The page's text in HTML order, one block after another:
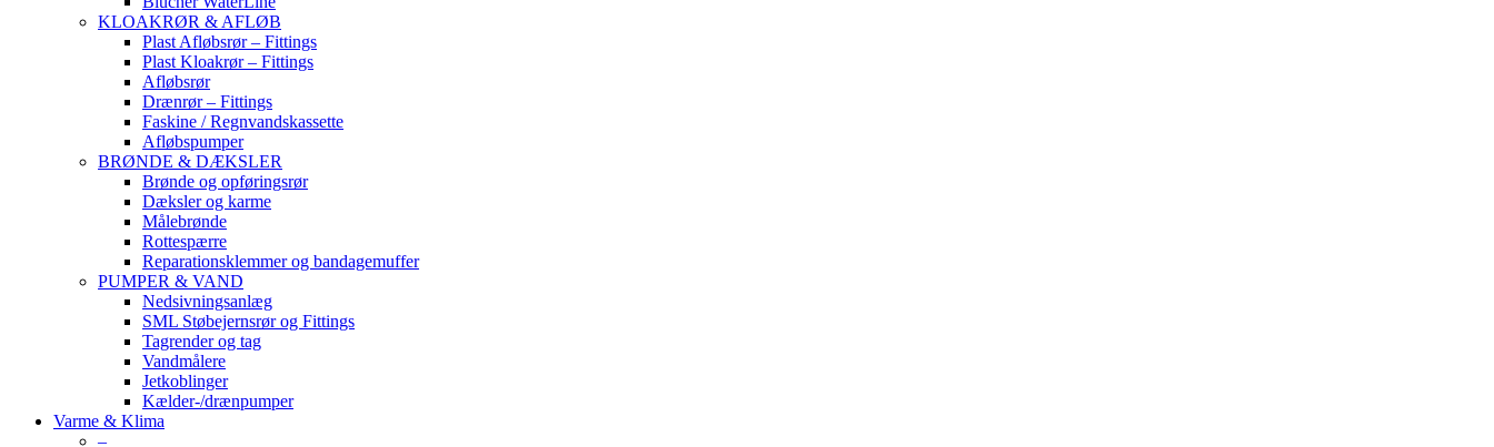
KLOAKRØR & AFLØB
Plast Afløbsrør – Fittings
Plast Kloakrør – Fittings
Afløbsrør
Drænrør – Fittings
Faskine / Regnvandskassette
Afløbspumper
BRØNDE & DÆKSLER
Brønde og opføringsrør
Dæksler og karme
Målebrønde
Rottespærre
Reparationsklemmer og bandagemuffer
PUMPER & VAND
Nedsivningsanlæg
SML Støbejernsrør og Fittings
Tagrender og tag
Vandmålere
Jetkoblinger
Kælder-/drænpumper
Varme & Klima
–